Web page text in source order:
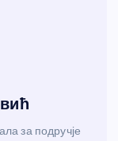
за подручје